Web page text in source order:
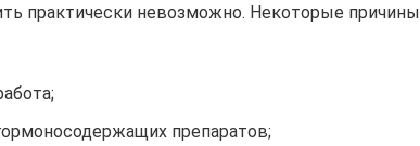
практически невозможно. Некоторые причины
препаратов;